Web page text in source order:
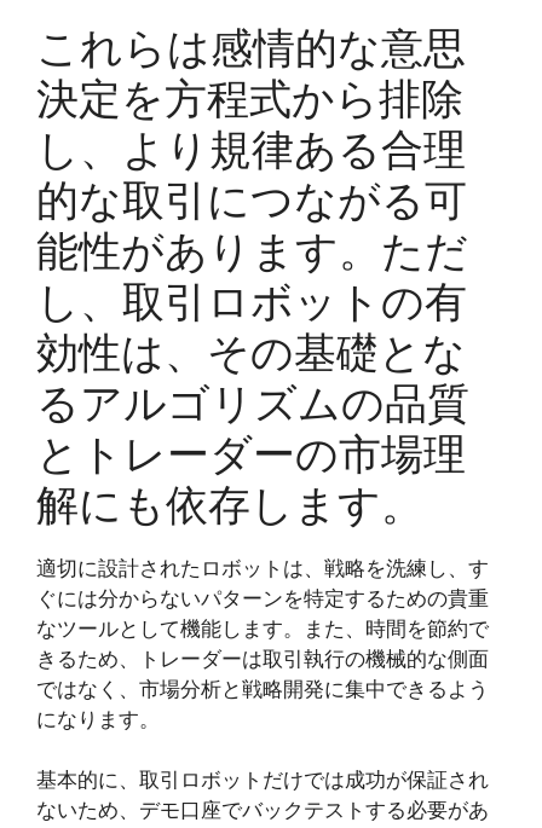
これらは感情的な意思
決定を方程式から排除
し、より規律ある合理
的な取引につながる可
能性があります。ただ
し、取引ロボットの有
効性は、その基礎とな
るアルゴリズムの品質
とトレーダーの市場理
解にも依存します。
適切に設計されたロボットは、戦略を洗練し、す
ぐには分からないパターンを特定するための貴重
なツールとして機能します。また、時間を節約で
きるため、トレーダーは取引執行の機械的な側面
ではなく、市場分析と戦略開発に集中できるよう
になります。
基本的に、取引ロボットだけでは成功が保証され
ないため、デモ口座でバックテストする必要があ